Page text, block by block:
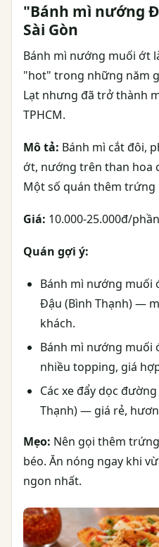
"Bánh mì nướng
Sài Gòn
Bánh mì nướng muối ớt
"hot" trong những năm
Lạt nhưng đã trở thành
TPHCM.
Mô tả: Bánh mì cắt đôi,
ớt, nướng trên than hoa
Một số quán thêm trứng
Giá: 10.000-25.000đ/
Quán gợi ý:
Bánh mì nướng muối
Đậu (Bình Thạnh) —
khách.
Bánh mì nướng muối
nhiều topping, giá
Các xe đẩy dọc
Thạnh) — giá rẻ,
Mẹo: Nên gọi thêm
béo. Ăn nóng ngay khi
ngon nhất.